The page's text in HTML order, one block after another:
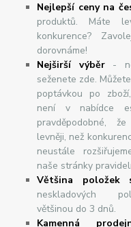
Nejlepší ceny na
produktů. Máte
konkurence?
dorovnáme!
Nejširšívýběr-
seženete zde.
poptávkou po
není v nabídce
pravděpodobné,
levněji, než
neustále
naše stránky
Většina položek
neskladových
většinou do 3 dnů.
Kamenná